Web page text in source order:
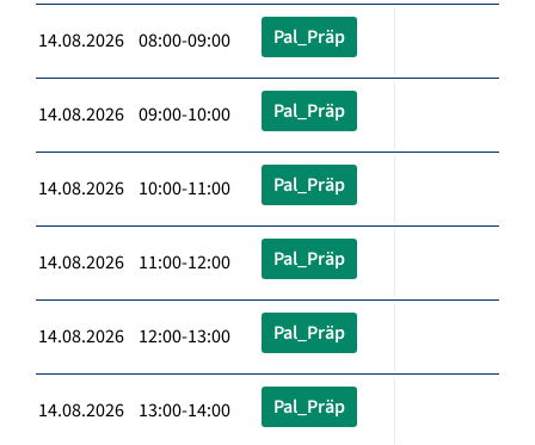
14.08.2026 08:00-09:00 Pal_Präp
14.08.2026 09:00-10:00 Pal_Präp
14.08.2026 10:00-11:00 Pal_Präp
14.08.2026 11:00-12:00 Pal_Präp
14.08.2026 12:00-13:00 Pal_Präp
14.08.2026 13:00-14:00 Pal_Präp